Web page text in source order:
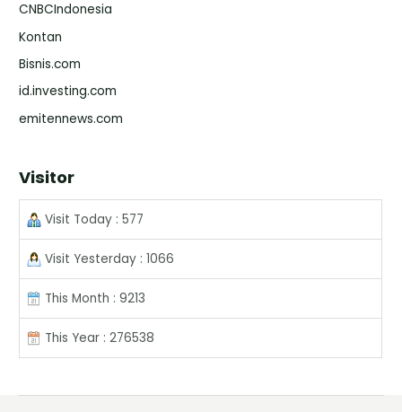
CNBCIndonesia
Kontan
Bisnis.com
id.investing.com
emitennews.com
Visitor
Visit Today : 577
Visit Yesterday : 1066
This Month : 9213
This Year : 276538